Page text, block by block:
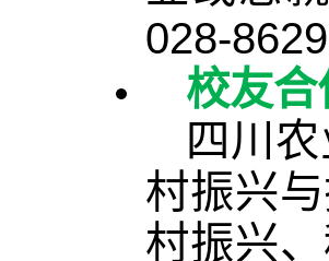
028-
校友合
四川
村振兴
村振兴